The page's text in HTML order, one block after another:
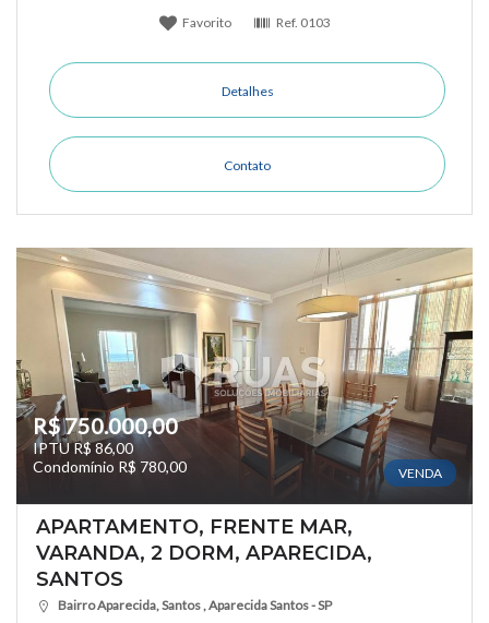
Favorito Ref. 0103
Detalhes
Contato
R$ 750.000,00
IPTU R$ 86,00
Condomínio R$ 780,00
VENDA
APARTAMENTO, FRENTE MAR,
VARANDA, 2 DORM, APARECIDA,
SANTOS
Bairro Aparecida, Santos , Aparecida Santos - SP